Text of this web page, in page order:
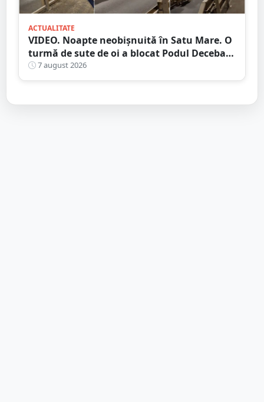
ACTUALITATE
VIDEO. Noapte neobișnuită în Satu Mare. O
turmă de sute de oi a blocat Podul Decebal.
Gest de apreciat al ciobanului
7 august 2026